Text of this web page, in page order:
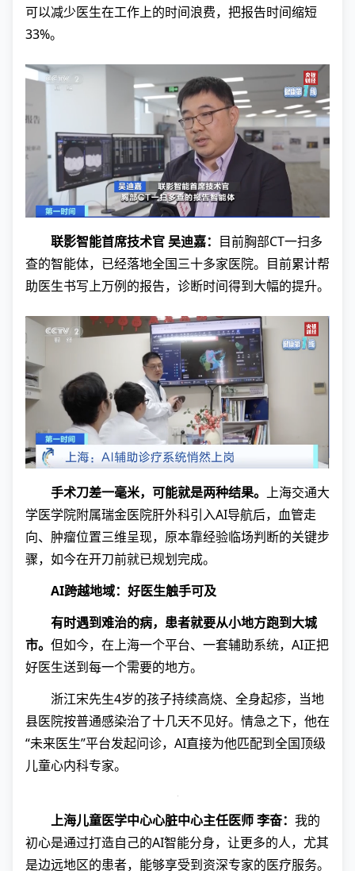
可以减少医生在工作上的时间浪费，把报告时间缩短
33%。
联影智能首席技术官 吴迪嘉： 目前胸部CT一扫多
查的智能体，已经落地全国三十多家医院。目前累计帮
助医生书写上万例的报告，诊断时间得到大幅的提升。
手术刀差一毫米，可能就是两种结果。 上海交通大
学医学院附属瑞金医院肝外科引入AI导航后，血管走
向、肿瘤位置三维呈现，原本靠经验临场判断的关键步
骤，如今在开刀前就已规划完成。
AI跨越地域：好医生触手可及
有时遇到难治的病，患者就要从小地方跑到大城
市。 但如今，在上海一个平台、一套辅助系统，AI正把
好医生送到每一个需要的地方。
浙江宋先生4岁的孩子持续高烧、全身起疹，当地
县医院按普通感染治了十几天不见好。情急之下，他在
“未来医生”平台发起问诊，AI直接为他匹配到全国顶级
儿童心内科专家。
上海儿童医学中心心脏中心主任医师 李奋： 我的
初心是通过打造自己的AI智能分身，让更多的人，尤其
是边远地区的患者，能够享受到资深专家的医疗服务。